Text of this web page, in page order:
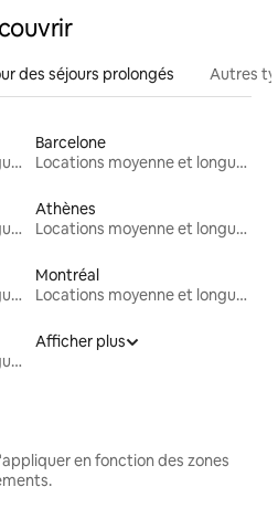
des séjours prolongés Autres
Locations moyenne et longue durée
Barcelone
Locations moyenne et longue durée
Locations moyenne et longue durée
Athènes
Locations moyenne et longue durée
Locations moyenne et longue durée
Montréal
Locations moyenne et longue durée
Locations moyenne et longue durée
Afficher plus
en fonction des zones